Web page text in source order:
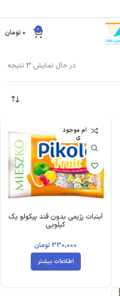
0
0 تومان
در حال نمایش 3 نتیجه
اتمام موجود
ی
آبنبات رژیمی بدون قند پیکولو یک
کیلویی
330,000 تومان
اطلاعات بیشتر